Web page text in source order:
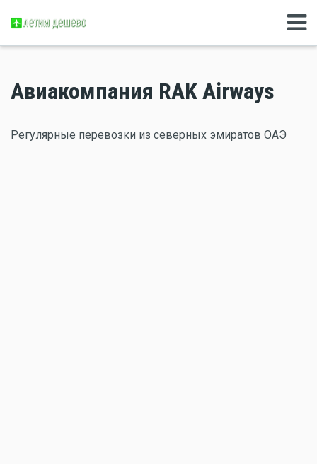
Авиакомпания RAK Airways
Регулярные перевозки из северных эмиратов ОАЭ